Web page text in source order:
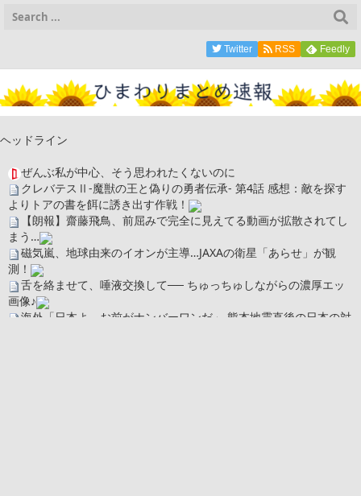
Twitter RSS Feedly
ヘッドライン
ぜんぶ私が中心、そう思われたくないのに
クレバテスⅡ-魔獣の王と偽りの勇者伝承- 第4話 感想：敵を探す
よりトアの書を餌に誘き出す作戦！
【朗報】齋藤飛鳥、前屈みで完全に見えてる動画が拡散されてし
まう…
磁気嵐、地球由来のイオンが主導…JAXAの衛星「あらせ」が観
測！
舌を絡ませて、唾液交換して── ちゅっちゅしながらの濃厚エッ
画像♪
海外「日本よ、お前がナンバーワンだ」 熊本地震直後の日本の対